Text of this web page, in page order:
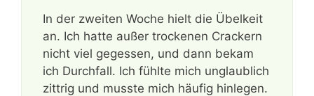
In der zweiten Woche hielt die Übelkeit
an. Ich hatte außer trockenen Crackern
nicht viel gegessen, und dann bekam
ich Durchfall. Ich fühlte mich unglaublich
zittrig und musste mich häufig hinlegen.